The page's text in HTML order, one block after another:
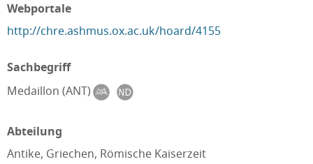
Webportale
http://chre.ashmus.ox.ac.uk/hoard/4155
Sachbegriff
Medaillon (ANT)
Abteilung
Antike, Griechen, Römische Kaiserzeit